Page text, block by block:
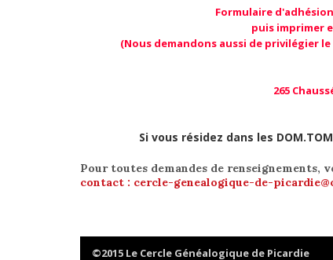
Formulaire
puis imprimer
(Nous demandons aussi de privilégier
265
Si vous résidez dans les
Pour toutes demandes de renseignements,
contact : cercle-genealogique-de-
©2015 Le Cercle Généalogique de Picardie